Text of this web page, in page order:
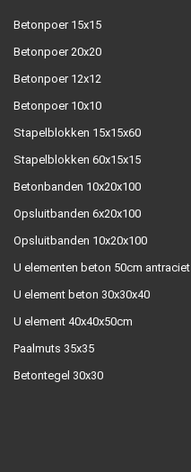
Betonpoer 15x15
Betonpoer 20x20
Betonpoer 12x12
Betonpoer 10x10
Stapelblokken 15x15x60
Stapelblokken 60x15x15
Betonbanden 10x20x100
Opsluitbanden 6x20x100
Opsluitbanden 10x20x100
U elementen beton 50cm antraciet
U element beton 30x30x40
U element 40x40x50cm
Paalmuts 35x35
Betontegel 30x30